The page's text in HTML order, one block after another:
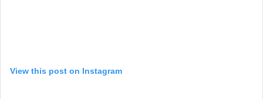
View this post on Instagram